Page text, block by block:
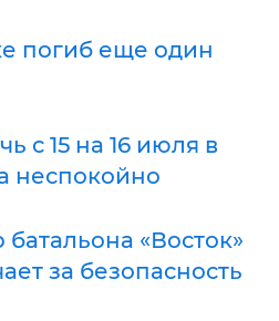
погиб еще один
с 15 на 16 июля в
неспокойно
«Восток»
за безопасность